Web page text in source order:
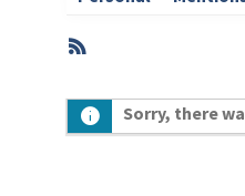
Activities
RSS
Sorry, there